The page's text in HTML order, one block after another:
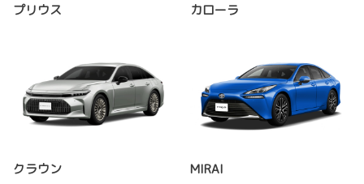
プリウス カローラ
クラウン MIRAI